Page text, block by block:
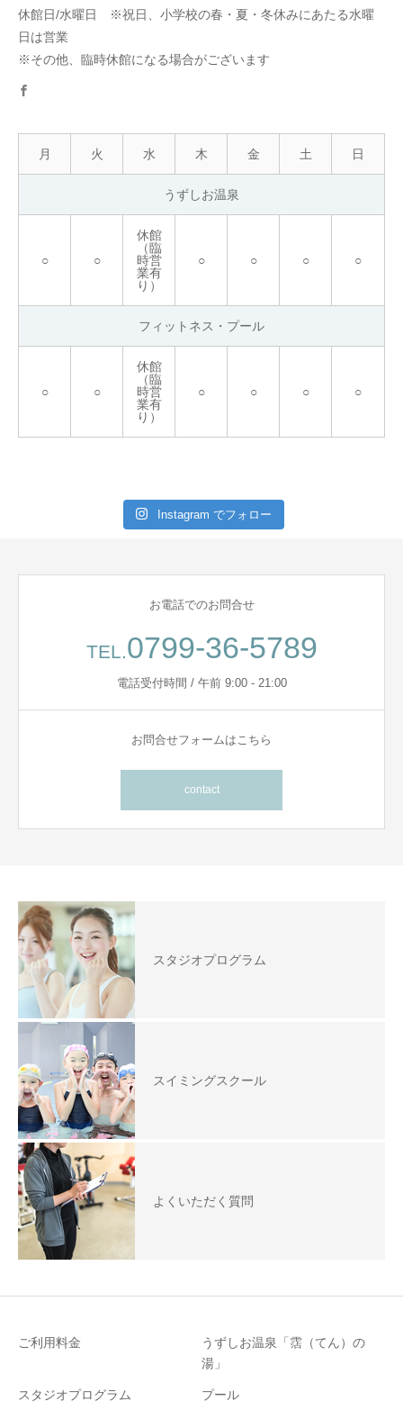
休館日/水曜日 ※祝日、小学校の春・夏・冬休みにあたる水曜
日は営業
※その他、臨時休館になる場合がございます
月 火 水 木 金 土 日
うずしお温泉
○ ○
休館
（臨
時営
業有
り）
○ ○ ○ ○
フィットネス・プール
○ ○
休館
（臨
時営
業有
り）
○ ○ ○ ○
Instagram でフォロー
お電話でのお問合せ
TEL. 0799-36-5789
電話受付時間 / 午前 9:00 - 21:00
お問合せフォームはこちら
contact
スタジオプログラム
スイミングスクール
よくいただく質問
ご利用料金
うずしお温泉「霑（てん）の
湯」
スタジオプログラム プール